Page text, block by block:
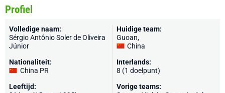
Profiel
Volledige naam:
Sérgio Antônio Soler de Oliveira
Júnior
Nationaliteit:
China PR
Leeftijd:
Huidige team:
Guoan,
China
Interlands:
8 (1 doelpunt)
Vorige teams: